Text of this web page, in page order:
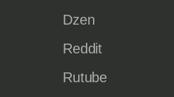
Dzen
Reddit
Rutube